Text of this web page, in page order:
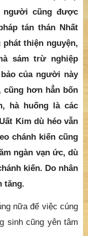
thiện nguyện,
sám trừ nghiệp
của người này
cũng hơn hẳn bốn
hà huống là các
Kim dù héo vẫn
chánh kiến cũng
ngàn vạn ức, dù
kiến. Do nhân
nữa để việc cúng
cũng yên tâm
kiến đã vững nhưng